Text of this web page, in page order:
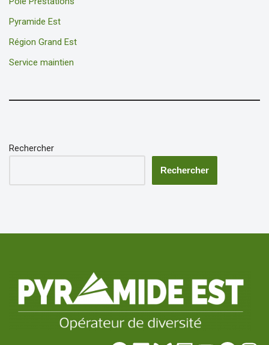
Pyramide Est
Région Grand Est
Service maintien
Rechercher
Rechercher